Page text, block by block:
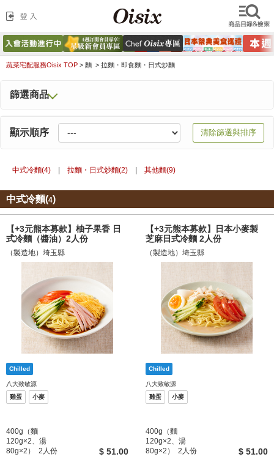
蔬菜宅配服務Oisix TOP > 麵 > 拉麵・即食麵・日式炒麵
篩選商品
顯示順序 清除篩選與排序
中式冷麵(4) 拉麵・日式炒麵(2) 其他麵(9)
中式冷麵(4)
【+3元熊本募款】柚子果香 日
式冷麵（醬油）2人份
（製造地）埼玉縣
八大致敏源
雞蛋
小麥
400g（麵
120g×2、湯
80g×2） 2人份
$ 51.00
【+3元熊本募款】日本小麥製
芝麻日式冷麵 2人份
（製造地）埼玉縣
八大致敏源
雞蛋
小麥
400g（麵
120g×2、湯
80g×2） 2人份
$ 51.00